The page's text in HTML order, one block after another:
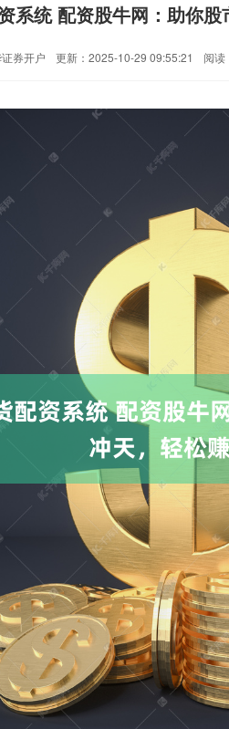
系统 配资股牛网：助你
券开户 更新：2025-10-29 09:55:21 阅读